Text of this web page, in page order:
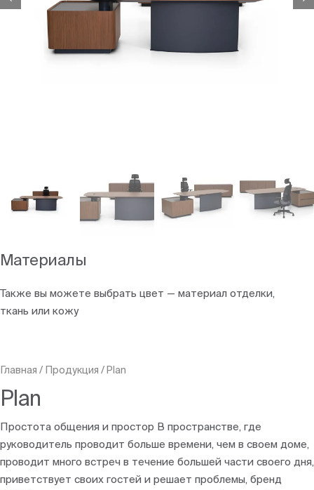
Материалы
Также вы можете выбрать цвет — материал отделки,
ткань или кожу
Главная / Продукция / Plan
Plan
Простота общения и простор В пространстве, где
руководитель проводит больше времени, чем в своем доме,
проводит много встреч в течение большей части своего дня,
приветствует своих гостей и решает проблемы, бренд